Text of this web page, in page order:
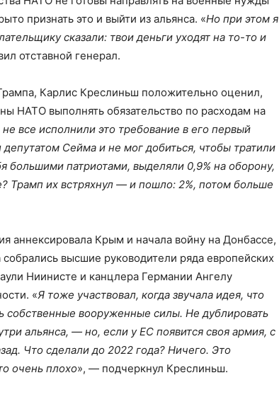
признать это и выйти из альянса. «Но при этом я
сказали: твои деньги уходят на то-то и
отставной генерал.
Карлис Креслиньш положительно оценил,
НАТО выполнять обязательство по расходам на
все исполнили это требование в его первый
Сейма и не мог добиться, чтобы тратили
большими патриотами, выделяли 0,9% на оборону,
Трамп их встряхнул — и пошло: 2%, потом больше
аннексировала Крым и начала войну на Донбассе,
высшие руководители ряда европейских
Ниинисте и канцлера Германии Ангелу
«Я тоже участвовал, когда звучала идея, что
собственные вооруженные силы. Не дублировать
альянса, — но, если у ЕС появится своя армия, с
Что сделали до 2022 года? Ничего. Это
очень плохо», — подчеркнул Креслиньш.